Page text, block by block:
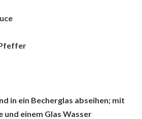
in ein Becherglas abseihen; mit
und einem Glas Wasser